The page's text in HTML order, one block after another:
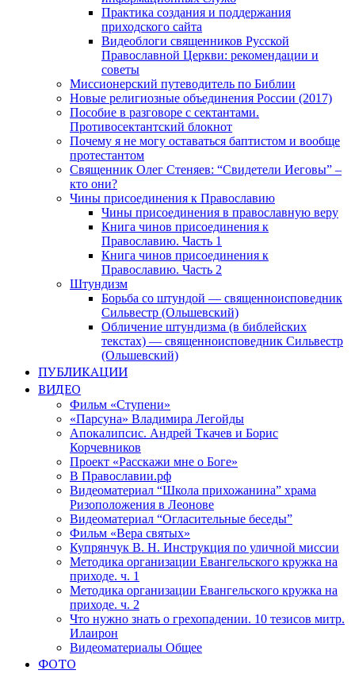
Практика создания и поддержания
приходского сайта
Видеоблоги священников Русской
Православной Церкви: рекомендации и
советы
Миссионерский путеводитель по Библии
Новые религиозные объединения России (2017)
Пособие в разговоре с сектантами.
Противосектантский блокнот
Почему я не могу оставаться баптистом и вообще
протестантом
Священник Олег Стеняев: “Свидетели Иеговы” –
кто они?
Чины присоединения к Православию
Чины присоединения в православную веру
Книга чинов присоединения к
Православию. Часть 1
Книга чинов присоединения к
Православию. Часть 2
Штундизм
Борьба со штундой — священноисповедник
Сильвестр (Ольшевский)
Обличение штундизма (в библейских
текстах) — священноисповедник Сильвестр
(Ольшевский)
ПУБЛИКАЦИИ
ВИДЕО
Фильм «Ступени»
«Парсуна» Владимира Легойды
Апокалипсис. Андрей Ткачев и Борис
Корчевников
Проект «Расскажи мне о Боге»
В Православии.рф
Видеоматериал “Школа прихожанина” храма
Ризоположения в Леонове
Видеоматериал “Огласительные беседы”
Фильм «Вера святых»
Купрянчук В. Н. Инструкция по уличной миссии
Методика организации Евангельского кружка на
приходе. ч. 1
Методика организации Евангельского кружка на
приходе. ч. 2
Что нужно знать о грехопадении. 10 тезисов митр.
Илаирон
Видеоматериалы Общее
ФОТО